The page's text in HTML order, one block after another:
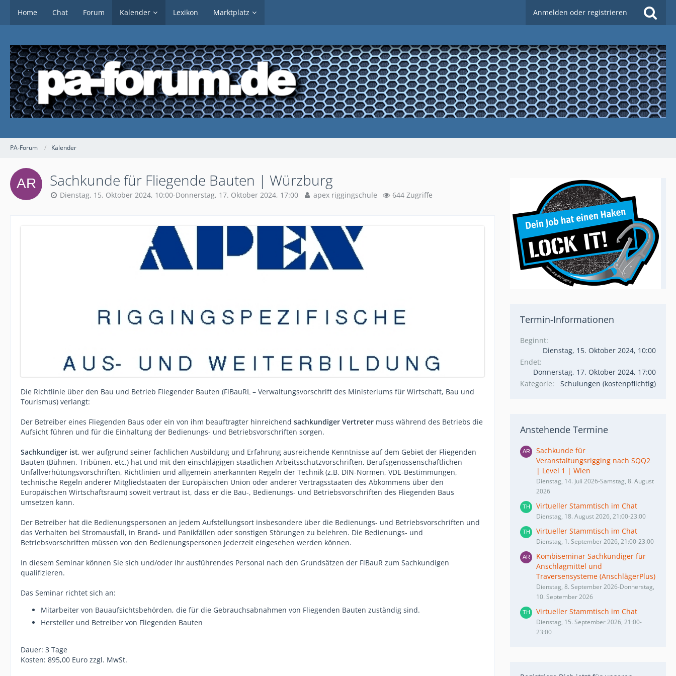
Home Chat Forum Kalender Lexikon Marktplatz Anmelden oder registrieren
PA-Forum Kalender
Sachkunde für Fliegende Bauten | Würzburg
Dienstag, 15. Oktober 2024, 10:00-Donnerstag, 17. Oktober 2024, 17:00 apex riggingschule 644 Zugriffe
Die Richtlinie über den Bau und Betrieb Fliegender Bauten (FlBauRL – Verwaltungsvorschrift des Ministeriums für Wirtschaft, Bau und
Tourismus) verlangt:
Der Betreiber eines Fliegenden Baus oder ein von ihm beauftragter hinreichend sachkundiger Vertreter muss während des Betriebs die
Aufsicht führen und für die Einhaltung der Bedienungs- und Betriebsvorschriften sorgen.
Sachkundiger ist, wer aufgrund seiner fachlichen Ausbildung und Erfahrung ausreichende Kenntnisse auf dem Gebiet der Fliegenden
Bauten (Bühnen, Tribünen, etc.) hat und mit den einschlägigen staatlichen Arbeitsschutzvorschriften, Berufsgenossenschaftlichen
Unfallverhütungsvorschriften, Richtlinien und allgemein anerkannten Regeln der Technik (z.B. DIN-Normen, VDE-Bestimmungen,
technische Regeln anderer Mitgliedstaaten der Europäischen Union oder anderer Vertragsstaaten des Abkommens über den
Europäischen Wirtschaftsraum) soweit vertraut ist, dass er die Bau-, Bedienungs- und Betriebsvorschriften des Fliegenden Baus
umsetzen kann.
Der Betreiber hat die Bedienungspersonen an jedem Aufstellungsort insbesondere über die Bedienungs- und Betriebsvorschriften und
das Verhalten bei Stromausfall, in Brand- und Panikfällen oder sonstigen Störungen zu belehren. Die Bedienungs- und
Betriebsvorschriften müssen von den Bedienungspersonen jederzeit eingesehen werden können.
In diesem Seminar können Sie sich und/oder Ihr ausführendes Personal nach den Grundsätzen der FlBauR zum Sachkundigen
qualifizieren.
Das Seminar richtet sich an:
Mitarbeiter von Bauaufsichtsbehörden, die für die Gebrauchsabnahmen von Fliegenden Bauten zuständig sind.
Hersteller und Betreiber von Fliegenden Bauten
Dauer: 3 Tage
Kosten: 895,00 Euro zzgl. MwSt.
Termin-Informationen
Beginnt
Dienstag, 15. Oktober 2024, 10:00
Endet
Donnerstag, 17. Oktober 2024, 17:00
Kategorie
Schulungen (kostenpflichtig)
Anstehende Termine
Sachkunde für
Veranstaltungsrigging nach SQQ2
| Level 1 | Wien
Dienstag, 14. Juli 2026-Samstag, 8. August
2026
Virtueller Stammtisch im Chat
Dienstag, 18. August 2026, 21:00-23:00
Virtueller Stammtisch im Chat
Dienstag, 1. September 2026, 21:00-23:00
Kombiseminar Sachkundiger für
Anschlagmittel und
Traversensysteme (AnschlägerPlus)
Dienstag, 8. September 2026-Donnerstag,
10. September 2026
Virtueller Stammtisch im Chat
Dienstag, 15. September 2026, 21:00-
23:00